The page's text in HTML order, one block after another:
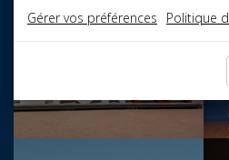
Gérer vos préférences
Politique